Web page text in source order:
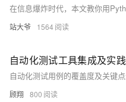
站大爷 1564
自动化测试工具集成及实践
顾翔 800